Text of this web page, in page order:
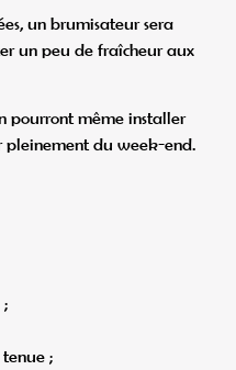
un brumisateur sera
un peu de fraîcheur aux
pourront même installer
pleinement du week-end.
;
;